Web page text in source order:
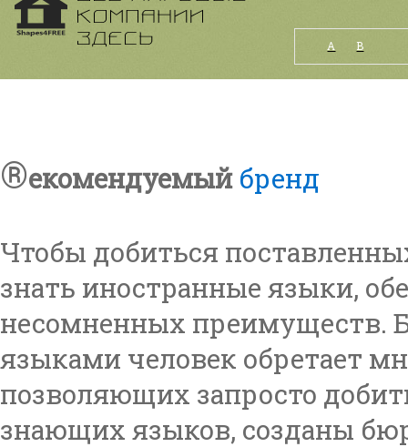
А B
®екомендуемый бренд
Чтобы добиться
знать иностранные языки,
несомненных преимуществ.
языками человек обретает
позволяющих запросто
знающих языков, созданы